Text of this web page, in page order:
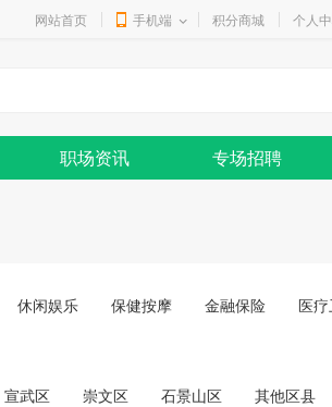
网站首页 手机端 积分商城 个人
职场资讯 专场招聘
休闲娱乐 保健按摩 金融保险 医
宣武区 崇文区 石景山区 其他区县